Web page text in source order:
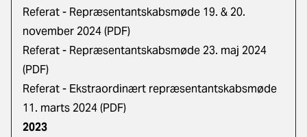
Referat - Repræsentantskabsmøde 19. & 20.
november 2024 (PDF)
Referat - Repræsentantskabsmøde 23. maj 2024
(PDF)
Referat - Ekstraordinært repræsentantskabsmøde
11. marts 2024 (PDF)
2023